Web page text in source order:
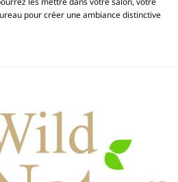
pour créer une ambiance distinctive